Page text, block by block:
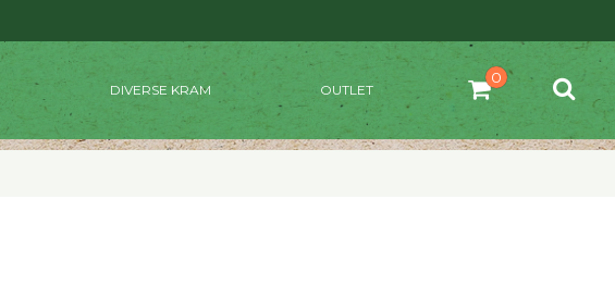
DIVERSE KRAM OUTLET